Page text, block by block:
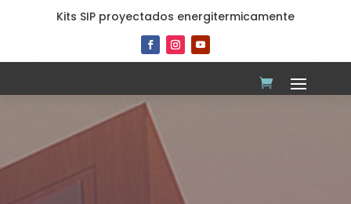
Kits SIP proyectados energitermicamente